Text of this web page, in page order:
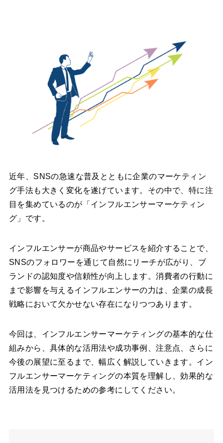
近年、SNSの急速な普及とともに企業のマーケティン
グ手法も大きく変化を遂げています。その中で、特に注
目を集めているのが「インフルエンサーマーケティン
グ」です。
インフルエンサーが商品やサービスを紹介することで、
SNSのフォロワーを通じて自然にリーチが広がり、ブ
ランドの認知度や信頼性が向上します。消費者の行動に
まで影響を与えるインフルエンサーの力は、企業の成長
戦略において欠かせない存在になりつつあります。
今回は、インフルエンサーマーケティングの基本的な仕
組みから、具体的な活用法や成功事例、注意点、さらに
今後の展望に至るまで、幅広く解説していきます。イン
フルエンサーマーケティングの本質を理解し、効果的な
活用法を見つけるための参考にしてください。